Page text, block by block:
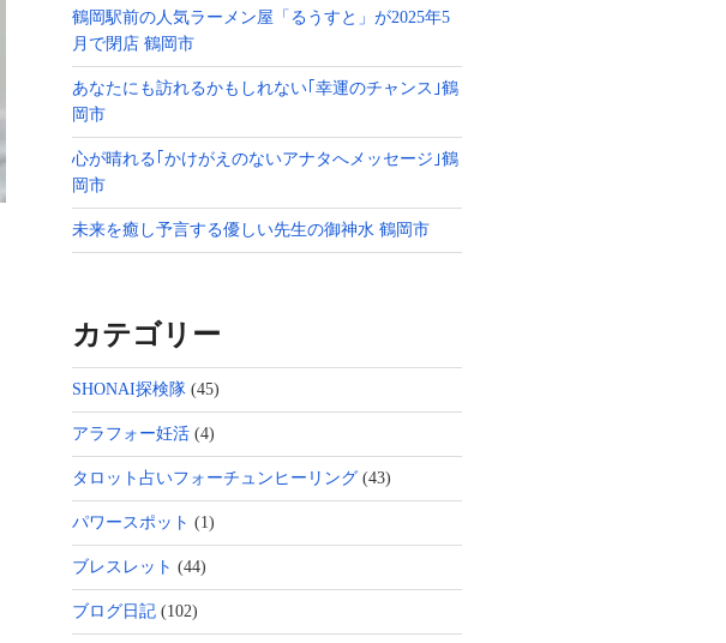
鶴岡駅前の人気ラーメン屋「るうすと」が2025年5
月で閉店 鶴岡市
あなたにも訪れるかもしれない｢幸運のチャンス｣鶴
岡市
心が晴れる｢かけがえのないアナタへメッセージ｣鶴
岡市
未来を癒し予言する優しい先生の御神水 鶴岡市
カテゴリー
SHONAI探検隊(45)
アラフォー妊活(4)
タロット占いフォーチュンヒーリング(43)
パワースポット (1)
ブレスレット (44)
ブログ日記(102)